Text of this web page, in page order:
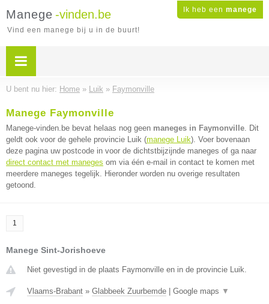
Ik heb een manege
Manege -vinden.be
Vind een manege bij u in de buurt!
U bent nu hier: Home » Luik » Faymonville
Manege Faymonville
Manege-vinden.be bevat helaas nog geen maneges in Faymonville. Dit
geldt ook voor de gehele provincie Luik (manege Luik). Voer bovenaan
deze pagina uw postcode in voor de dichtstbijzijnde maneges of ga naar
direct contact met maneges om via één e-mail in contact te komen met
meerdere maneges tegelijk. Hieronder worden nu overige resultaten
getoond.
1
Manege Sint-Jorishoeve
Niet gevestigd in de plaats Faymonville en in de provincie Luik.
Vlaams-Brabant » Glabbeek Zuurbemde Google maps ▼